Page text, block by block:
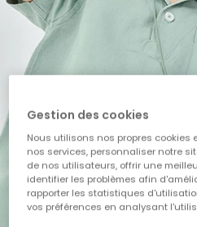
Gestion des cookies
Nous utilisons nos propres cookies
nos services, personnaliser notre
de nos utilisateurs, offrir une
identifier les problèmes afin
rapporter les statistiques
vos préférences en analysant